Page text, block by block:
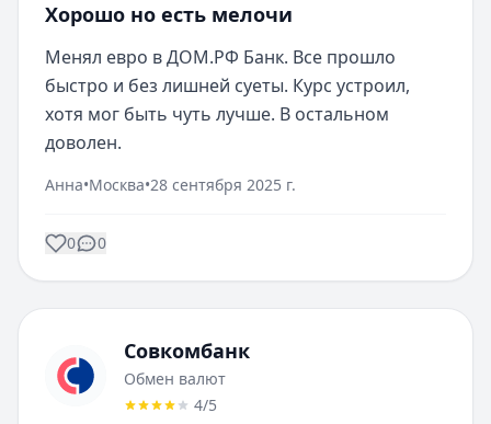
Хорошо но есть мелочи
Менял евро в ДОМ.РФ Банк. Все прошло
быстро и без лишней суеты. Курс устроил,
хотя мог быть чуть лучше. В остальном
доволен.
Анна•Москва•28 сентября 2025 г.
0 0
Совкомбанк
Обмен валют
4/5